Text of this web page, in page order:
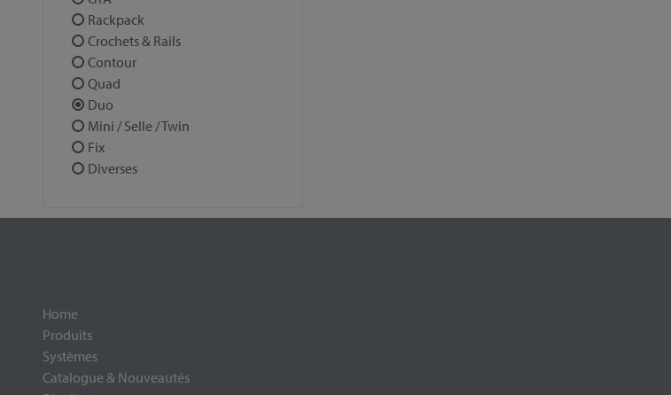
Rackpack
Crochets & Rails
Contour
Quad
Duo
Mini / Selle / Twin
Fix
Diverses
Home
Produits
Systèmes
Catalogue & Nouveautés